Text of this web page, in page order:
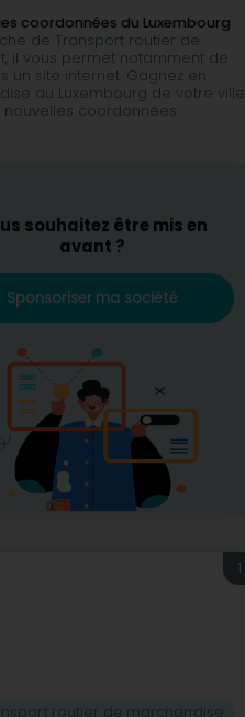
coordonnées du Luxembourg
de Transport routier de
il vous permet notamment de
un site internet. Gagnez en
au Luxembourg de votre ville,
coordonnées.
souhaitez être mis en
avant ?
Sponsoriser ma société
1